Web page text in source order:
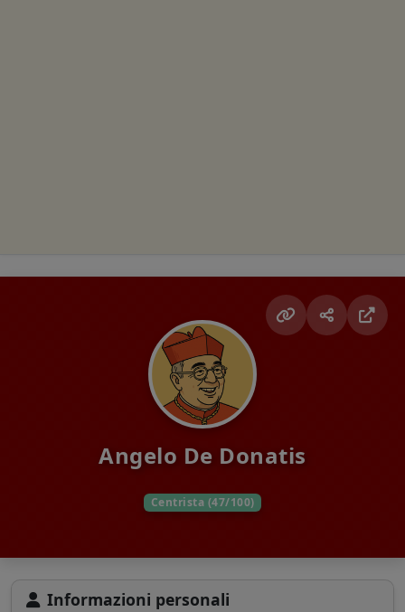
Angelo De Donatis
Centrista (47/100)
Informazioni personali